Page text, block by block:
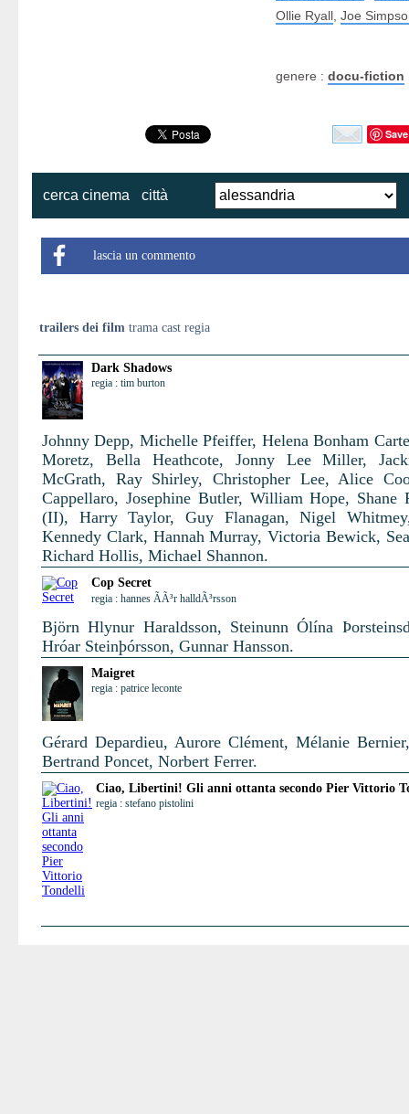
Ollie Ryall Joe
genere : docu-fiction
Save
cerca cinema città
lascia un commento
trailers dei film trama cast regia
Dark Shadows
regia : tim burton
Johnny Depp, Michelle Pfeiffer, Helena Bonham
Moretz, Bella Heathcote, Jonny Lee Miller,
McGrath, Ray Shirley, Christopher Lee, Alice
Cappellaro, Josephine Butler, William Hope, Shane
(II), Harry Taylor, Guy Flanagan, Nigel
Kennedy Clark, Hannah Murray, Victoria Bewick,
Richard Hollis, Michael Shannon.
Cop Secret
regia : hannes ÃÃ³r halldÃ³rsson
Björn Hlynur Haraldsson, Steinunn Ólína
Hróar Steinþórsson, Gunnar Hansson.
Maigret
regia : patrice leconte
Gérard Depardieu, Aurore Clément, Mélanie
Bertrand Poncet, Norbert Ferrer.
Ciao, Libertini! Gli anni ottanta secondo Pier Vittorio
regia : stefano pistolini